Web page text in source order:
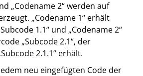
„Codename 2“ werden auf
„Codename 1“ erhält
1.1“ und „Codename 2“
„Subcode 2.1“, der
2.1.1“ erhält.
neu eingefügten Code der